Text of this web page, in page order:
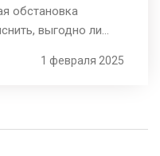
обстановка
выгодно ли
цель этого
1 февраля 2025